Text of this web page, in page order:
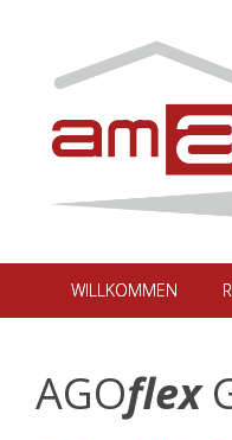
WILLKOMMEN
AGOflex